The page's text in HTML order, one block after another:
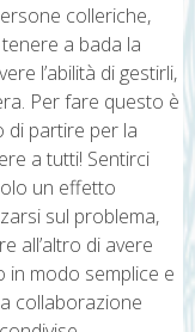
colleriche,
a bada la
l’abilità di gestirli,
Per fare questo è
di partire per la
a tutti! Sentirci
un effetto
sul problema,
all’altro di avere
in modo semplice e
collaborazione